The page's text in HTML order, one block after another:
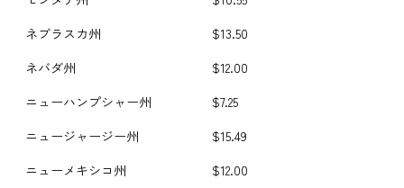
ネブラスカ州
$13.50
ネバダ州
$12.00
ニューハンプシャー州
$7.25
ニュージャージー州
$15.49
ニューメキシコ州
$12.00